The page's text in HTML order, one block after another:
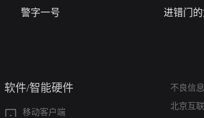
警字一号 进错门的
软件/智能硬件
移动客户端
不良信
北京互
12318
算法推